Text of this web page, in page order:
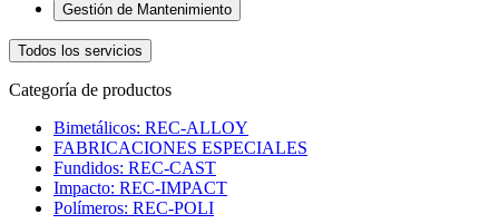
Gestión de Mantenimiento
Todos los servicios
Categoría de productos
Bimetálicos: REC-ALLOY
FABRICACIONES ESPECIALES
Fundidos: REC-CAST
Impacto: REC-IMPACT
Polímeros: REC-POLI